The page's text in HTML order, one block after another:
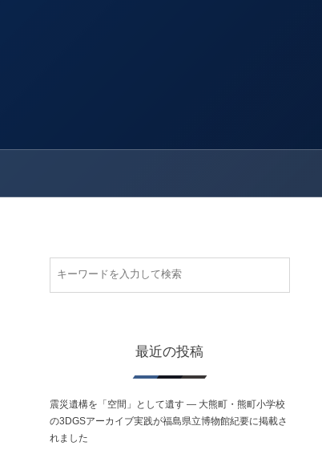
最近の投稿
震災遺構を「空間」として遺す ― 大熊町・熊町小学校
の3DGSアーカイブ実践が福島県立博物館紀要に掲載さ
れました